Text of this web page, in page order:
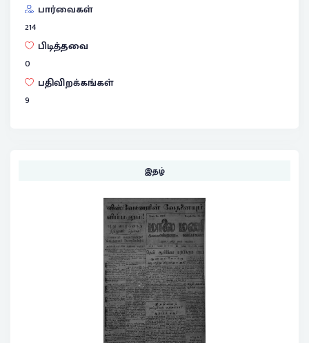
பார்வைகள்
214
பிடித்தவை
0
பதிவிறக்கங்கள்
9
இதழ்